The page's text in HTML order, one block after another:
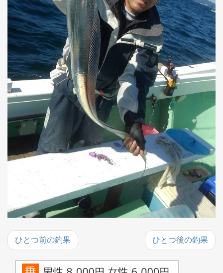
ひとつ前の釣果 ひとつ後の釣果